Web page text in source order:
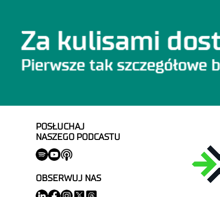
POSŁUCHAJ
NASZEGO PODCASTU
OBSERWUJ NAS